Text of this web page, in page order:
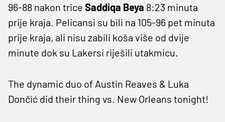
96-88 nakon trice Saddiqa Beya 8:23 minuta
prije kraja. Pelicansi su bili na 105-96 pet minuta
prije kraja, ali nisu zabili koša više od dvije
minute dok su Lakersi riješili utakmicu.
The dynamic duo of Austin Reaves & Luka
Dončić did their thing vs. New Orleans tonight!